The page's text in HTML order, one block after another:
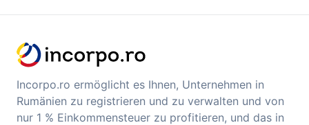
Incorpo.ro ermöglicht es Ihnen, Unternehmen in
Rumänien zu registrieren und zu verwalten und von
nur 1 % Einkommensteuer zu profitieren, und das in